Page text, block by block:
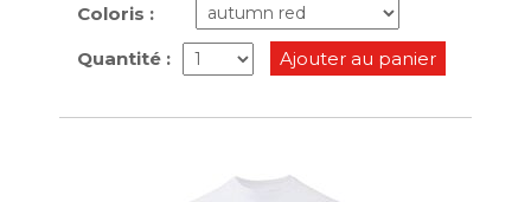
Coloris :
Quantité : Ajouter au panier